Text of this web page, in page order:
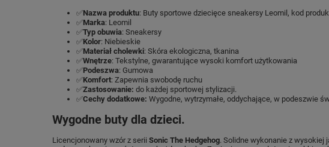
✅Nazwa produktu: Buty sportowe dziecięce sneakersy Leomil, kod
✅Marka: Leomil
✅Typ obuwia: Sneakersy
✅Kolor: Niebieskie
✅Materiał cholewki: Skóra ekologiczna, tkanina
✅Wnętrze: Tekstylne, gwarantujące wysoki komfort użytkowania
✅Podeszwa: Gumowa
✅Komfort: Zapewnia swobodę ruchu
✅Zastosowanie: do każdej sportowej stylizacji.
✅Cechy dodatkowe: Wygodne, wytrzymałe, oddychające, w podeszwie
Wygodne buty dla dzieci.
Licencjonowany wzór z serii Sonic The Hedgehog. Solidne wykonanie z wysokiej